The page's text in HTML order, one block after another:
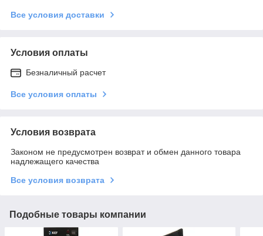
Все условия доставки
Условия оплаты
Безналичный расчет
Все условия оплаты
Условия возврата
Законом не предусмотрен возврат и обмен данного товара
надлежащего качества
Все условия возврата
Подобные товары компании